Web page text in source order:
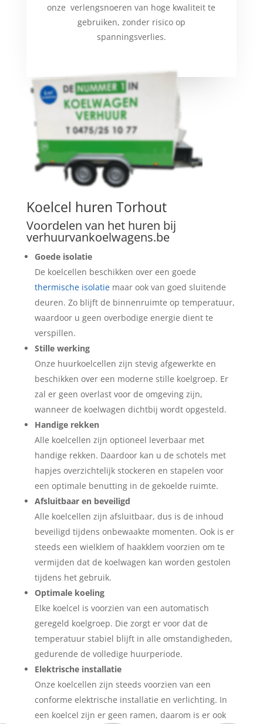
onze verlengsnoeren van hoge kwaliteit te
gebruiken, zonder risico op
spanningsverlies.
Koelcel huren Torhout
Voordelen van het huren bij
verhuurvankoelwagens.be
Goede isolatie
De koelcellen beschikken over een goede
thermische isolatiemaar ook van goed sluitende
deuren. Zo blijft de binnenruimte op temperatuur,
waardoor u geen overbodige energie dient te
verspillen.
Stille werking
Onze huurkoelcellen zijn stevig afgewerkte en
beschikken over een moderne stille koelgroep. Er
zal er geen overlast voor de omgeving zijn,
wanneer de koelwagen dichtbij wordt opgesteld.
Handige rekken
Alle koelcellen zijn optioneel leverbaar met
handige rekken. Daardoor kan u de schotels met
hapjes overzichtelijk stockeren en stapelen voor
een optimale benutting in de gekoelde ruimte.
Afsluitbaar en beveiligd
Alle koelcellen zijn afsluitbaar, dus is de inhoud
beveiligd tijdens onbewaakte momenten. Ook is er
steeds een wielklem of haakklem voorzien om te
vermijden dat de koelwagen kan worden gestolen
tijdens het gebruik.
Optimale koeling
Elke koelcel is voorzien van een automatisch
geregeld koelgroep. Die zorgt er voor dat de
temperatuur stabiel blijft in alle omstandigheden,
gedurende de volledige huurperiode.
Elektrische installatie
Onze koelcellen zijn steeds voorzien van een
conforme elektrische installatie en verlichting. In
een koelcel zijn er geen ramen, daarom is er ook